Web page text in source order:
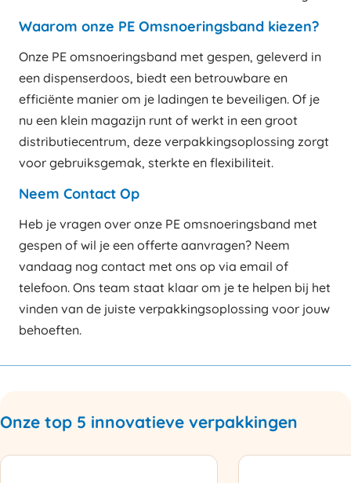
Waarom onze PE Omsnoeringsband kiezen?
Onze PE omsnoeringsband met gespen, geleverd in
een dispenserdoos, biedt een betrouwbare en
efficiënte manier om je ladingen te beveiligen. Of je
nu een klein magazijn runt of werkt in een groot
distributiecentrum, deze verpakkingsoplossing zorgt
voor gebruiksgemak, sterkte en flexibiliteit.
Neem Contact Op
Heb je vragen over onze PE omsnoeringsband met
gespen of wil je een offerte aanvragen? Neem
vandaag nog contact met ons op via email of
telefoon. Ons team staat klaar om je te helpen bij het
vinden van de juiste verpakkingsoplossing voor jouw
behoeften.
Onze top 5 innovatieve verpakkingen